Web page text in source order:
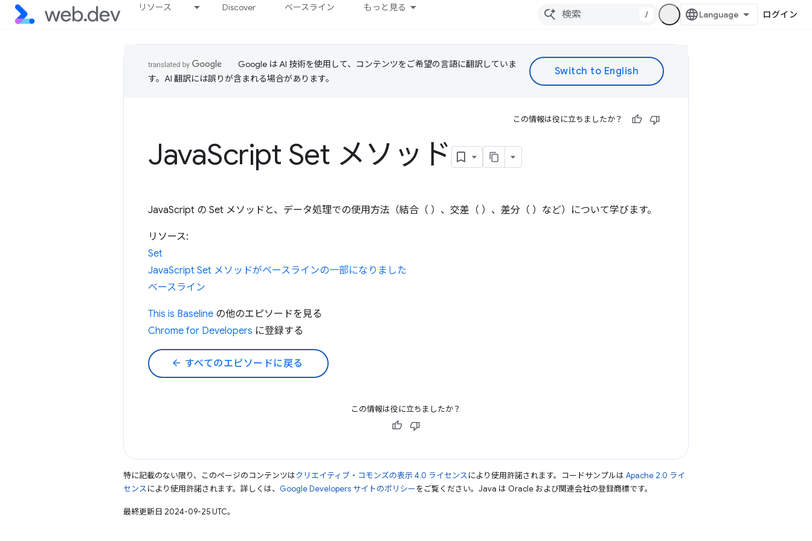
リソース Discover ベースライン もっと見る
/ ログイン
Google は AI 技術を使用して、コンテンツをご希望の言語に翻訳していま
す。AI 翻訳には誤りが含まれる場合があります。
この情報は役に立ちましたか？
JavaScript Set メソッド
JavaScript の Set メソッドと、データ処理での使用方法（結合（ ）、交差（ ）、差分（ ）など）について学びます。
リソース:
Set
JavaScript Set メソッドがベースラインの一部になりました
ベースライン
This is Baseline の他のエピソードを見る
Chrome for Developers に登録する
arrow_back すべてのエピソードに戻る
この情報は役に立ちましたか？
特に記載のない限り、このページのコンテンツはクリエイティブ・コモンズの表示 4.0 ライセンスにより使用許諾されます。コードサンプルは Apache 2.0 ライ
センスにより使用許諾されます。詳しくは、 Google Developers サイトのポリシーをご覧ください。Java は Oracle および関連会社の登録商標です。
最終更新日 2024-09-25 UTC。